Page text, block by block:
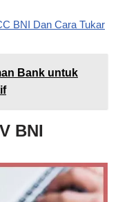
BNI Dan Cara Tukar
Bank untuk
BNI